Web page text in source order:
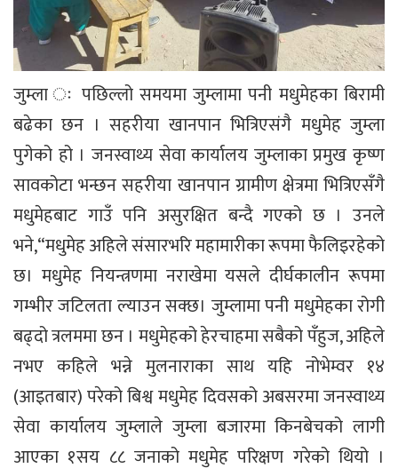
जुम्ला ः पछिल्लो समयमा जुम्लामा पनी मधुमेहका बिरामी
बढेका छन । सहरीया खानपान भित्रिएसंगै मधुमेह जुम्ला
पुगेको हो । जनस्वाथ्य सेवा कार्यालय जुम्लाका प्रमुख कृष्ण
सावकोटा भन्छन सहरीया खानपान ग्रामीण क्षेत्रमा भित्रिएसँगै
मधुमेहबाट गाउँ पनि असुरक्षित बन्दै गएको छ । उनले
भने,“मधुमेह अहिले संसारभरि महामारीका रूपमा फैलिइरहेको
छ। मधुमेह नियन्त्रणमा नराखेमा यसले दीर्घकालीन रूपमा
गम्भीर जटिलता ल्याउन सक्छ। जुम्लामा पनी मधुमेहका रोगी
बढ्दो त्रलममा छन । मधुमेहको हेरचाहमा सबैको पँहुज, अहिले
नभए कहिले भन्ने मुलनाराका साथ यहि नोभेम्वर १४
(आइतबार) परेको बिश्व मधुमेह दिवसको अबसरमा जनस्वाथ्य
सेवा कार्यालय जुम्लाले जुम्ला बजारमा किनबेचको लागी
आएका १सय ८८ जनाको मधुमेह परिक्षण गरेको थियो ।